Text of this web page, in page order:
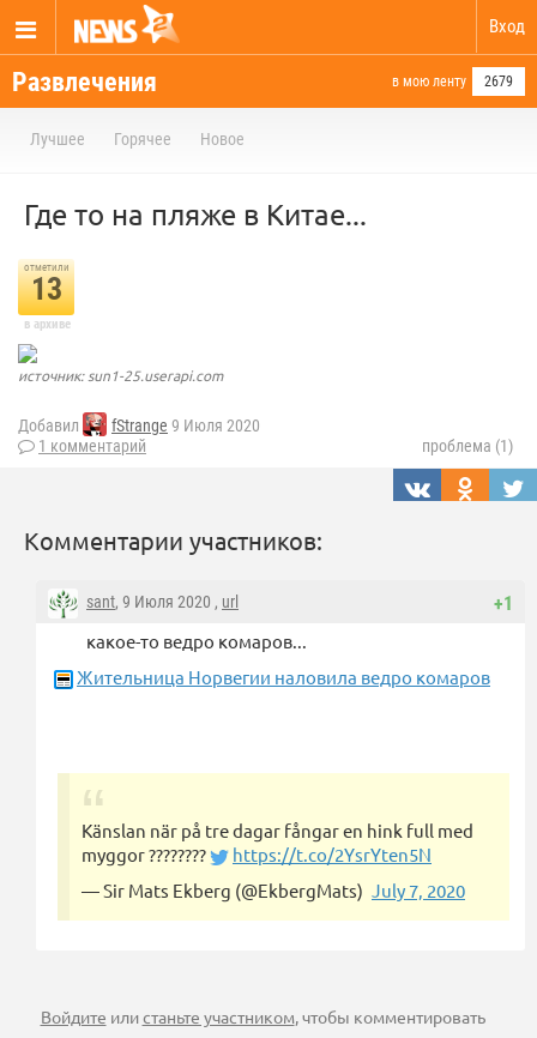
Вход
Развлечения в мою ленту 2679
Лучшее Горячее Новое
Где то на пляже в Китае...
отметили
13
в архиве
источник: sun1-25.userapi.com
Добавил fStrange 9 Июля 2020
1 комментарий
проблема (1)
Комментарии участников:
+1
sant, 9 Июля 2020 , url
какое-то ведро комаров...
Жительница Норвегии наловила ведро комаров
Känslan när på tre dagar fångar en hink full med
myggor ????????
https://t.co/2YsrYten5N
— Sir Mats Ekberg (@EkbergMats) July 7, 2020
Войдите илистаньте участником, чтобы комментировать